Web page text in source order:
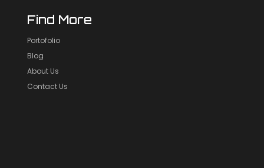
Find More
Portofolio
Blog
About Us
Contact Us